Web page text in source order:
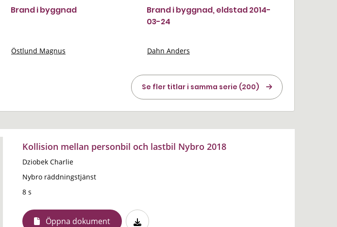
Brand i byggnad
Östlund Magnus
Brand i byggnad, eldstad 2014-
03-24
Dahn Anders
Se fler titlar i samma serie (200)
Kollision mellan personbil och lastbil Nybro 2018
Dziobek Charlie
Nybro räddningstjänst
8 s
Öppna dokument